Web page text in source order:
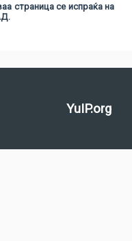
страница се испраќа на
YuIP.org